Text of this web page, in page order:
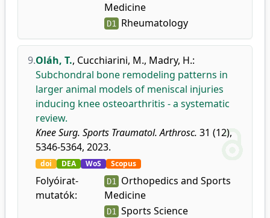
Medicine
D1 Rheumatology
9.Oláh, T., Cucchiarini, M., Madry, H.:
Subchondral bone remodeling patterns in
larger animal models of meniscal injuries
inducing knee osteoarthritis - a systematic
review.
Knee Surg. Sports Traumatol. Arthrosc. 31 (12),
5346-5364, 2023.
doi DEA WoS Scopus
Folyóirat-
mutatók:
D1 Orthopedics and Sports
Medicine
D1 Sports Science